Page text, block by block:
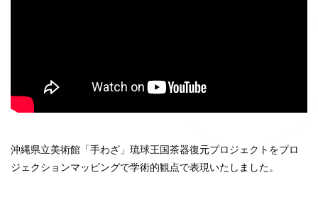
沖縄県立美術館「手わざ」琉球王国茶器復元プロジェクト をプロ
ジェクションマッピングで学術的観点で表現いたしました。